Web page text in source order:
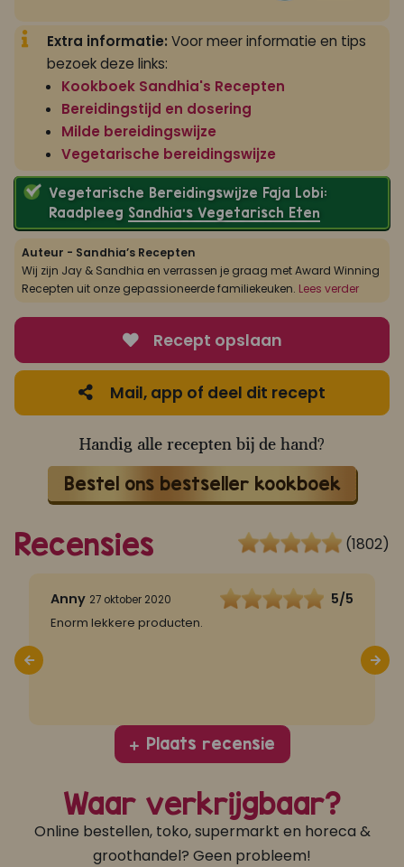
Extra informatie: Voor meer informatie en tips
bezoek deze links:
Kookboek Sandhia's Recepten
Bereidingstijd en dosering
Milde bereidingswijze
Vegetarische bereidingswijze
Vegetarische Bereidingswijze Faja Lobi:
Raadpleeg Sandhia’s Vegetarisch Eten
Auteur - Sandhia’s Recepten
Wij zijn Jay & Sandhia en verrassen je graag met Award Winning
Recepten uit onze gepassioneerde familiekeuken. Lees verder
Recept opslaan
Mail, app of deel dit recept
Handig alle recepten bij de hand?
Bestel ons bestseller kookboek
Recensies (1802)
Anny 27 oktober 2020 5/5
Enorm lekkere producten.
Plaats recensie
Waar verkrijgbaar?
Online bestellen, toko, supermarkt en horeca &
groothandel? Geen probleem!